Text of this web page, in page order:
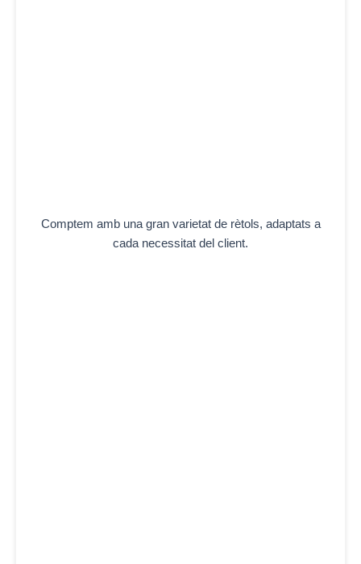
Comptem amb una gran varietat de rètols, adaptats a
cada necessitat del client.